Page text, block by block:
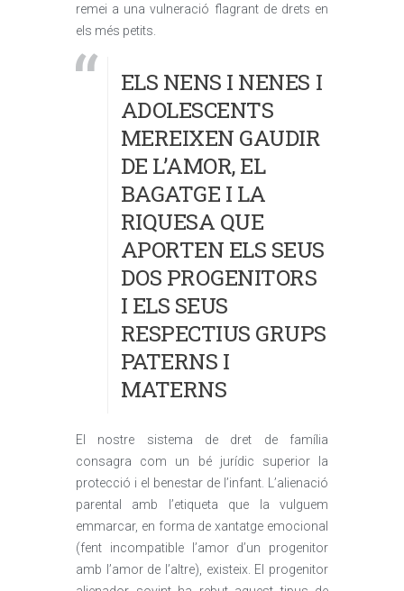
remei a una vulneració flagrant de drets en
els més petits.
ELS NENS I NENES I
ADOLESCENTS
MEREIXEN GAUDIR
DE L’AMOR, EL
BAGATGE I LA
RIQUESA QUE
APORTEN ELS SEUS
DOS PROGENITORS
I ELS SEUS
RESPECTIUS GRUPS
PATERNS I
MATERNS
El nostre sistema de dret de família
consagra com un bé jurídic superior la
protecció i el benestar de l’infant. L’alienació
parental amb l’etiqueta que la vulguem
emmarcar, en forma de xantatge emocional
(fent incompatible l’amor d’un progenitor
amb l’amor de l’altre), existeix. El progenitor